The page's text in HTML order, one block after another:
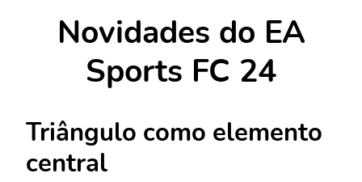
Novidades do EA
Sports FC 24
Triângulo como elemento
central